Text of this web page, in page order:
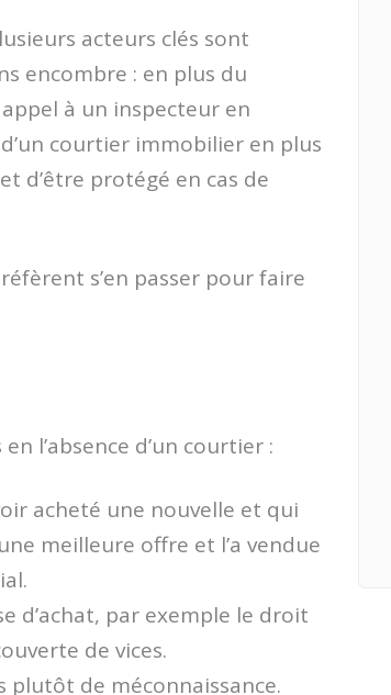
acteurs clés sont
encombre : en plus du
à un inspecteur en
courtier immobilier en plus
d’être protégé en cas de
s’en passer pour faire
l’absence d’un courtier :
acheté une nouvelle et qui
meilleure offre et l’a vendue
d’achat, par exemple le droit
de vices.
plutôt de méconnaissance.